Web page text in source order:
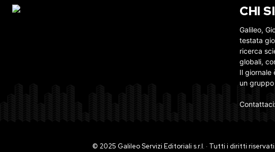
CHI
Galileo,
testata
ricerca
globali,
Il giornale
un
Contattaci:
© 2025 Galileo Servizi Editoriali s.r.l. · Tutti i diritti